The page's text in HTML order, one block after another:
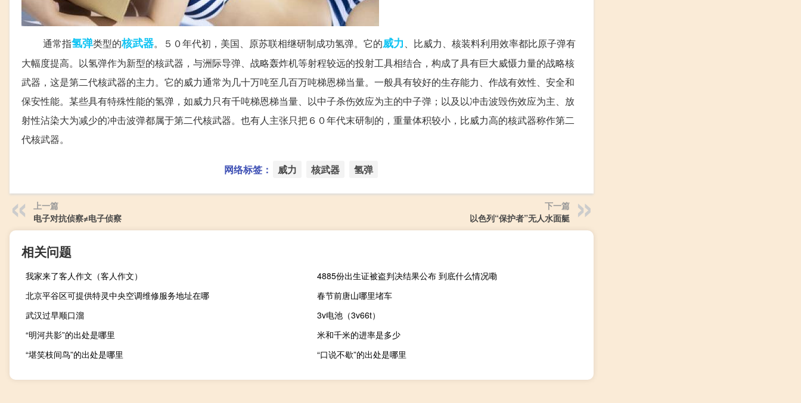
通常指氢弹类型的核武器。５０年代初，美国、原苏联相继研制成功氢弹。它的威力、比威力、核装料利用效率都比原子弹有
大幅度提高。以氢弹作为新型的核武器，与洲际导弹、战略轰炸机等射程较远的投射工具相结合，构成了具有巨大威慑力量的战略核
武器，这是第二代核武器的主力。它的威力通常为几十万吨至几百万吨梯恩梯当量。一般具有较好的生存能力、作战有效性、安全和
保安性能。某些具有特殊性能的氢弹，如威力只有千吨梯恩梯当量、以中子杀伤效应为主的中子弹；以及以冲击波毁伤效应为主、放
射性沾染大为减少的冲击波弹都属于第二代核武器。也有人主张只把６０年代末研制的，重量体积较小，比威力高的核武器称作第二
代核武器。
网络标签： 威力 核武器 氢弹
上一篇
电子对抗侦察≠电子侦察
下一篇
以色列“保护者”无人水面艇
相关问题
我家来了客人作文（客人作文）
4885份出生证被盗判决结果公布 到底什么情况嘞
北京平谷区可提供特灵中央空调维修服务地址在哪
春节前唐山哪里堵车
武汉过早顺口溜
3v电池（3v66t）
“明河共影”的出处是哪里
米和千米的进率是多少
“堪笑枝间鸟”的出处是哪里
“口说不歇”的出处是哪里